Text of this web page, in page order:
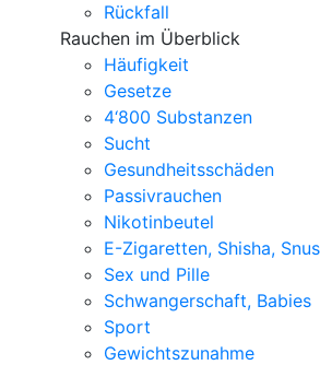
Rückfall
Rauchen im Überblick
Häufigkeit
Gesetze
4‘800 Substanzen
Sucht
Gesundheitsschäden
Passivrauchen
Nikotinbeutel
E-Zigaretten, Shisha,
Sex und Pille
Schwangerschaft, Babies
Sport
Gewichtszunahme